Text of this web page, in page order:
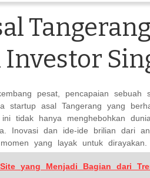
Investor
pesat, pencapaian
startup asal Tangerang yang
ini tidak hanya menghebohkan
Inovasi dan ide-ide brilian dari
yang layak untuk dirayakan.
yang Menjadi Bagian dari